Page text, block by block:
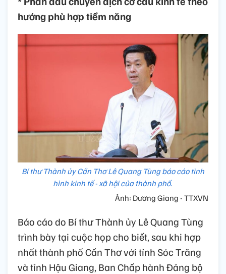
hướng phù hợp tiềm năng
Bí thư Thành ủy Cần Thơ Lê Quang Tùng báo cáo tình
hình kinh tế - xã hội của thành phố.
Ảnh: Dương Giang - TTXVN
Báo cáo do Bí thư Thành ủy Lê Quang Tùng
trình bày tại cuộc họp cho biết, sau khi hợp
nhất thành phố Cần Thơ với tỉnh Sóc Trăng
và tỉnh Hậu Giang, Ban Chấp hành Đảng bộ